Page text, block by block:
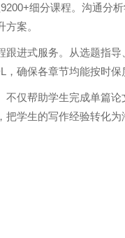
细分课程。沟通分
案。
跟进式服务。从选题指
确保各章节均能按时保
不仅帮助学生完成单篇
学生的写作经验转化为